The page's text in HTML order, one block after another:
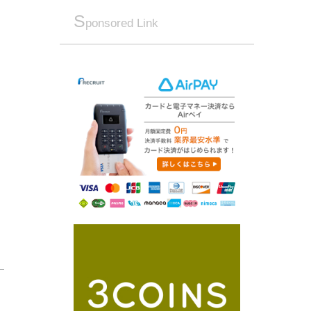
Sponsored Link